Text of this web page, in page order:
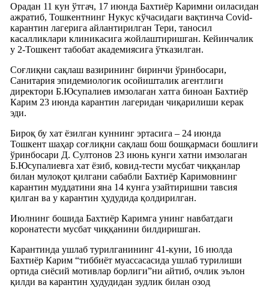
Орадан 11 кун ўтгач, 17 июнда Бахтиёр Каримни оиласидан
ажратиб, Тошкентнинг Нукус кўчасидаги вақтинча Covid-
карантин лагерига айлантирилган Тери, таносил
касалликлари клиникасига жойлаштиришган. Кейинчалик
у 2-Тошкент табобат академиясига ўтказилган.
Соғлиқни сақлаш вазирининг биринчи ўринбосари,
Санитария эпидемиологик осойишталик агентлиги
директори Б.Юсупалиев имзолаган хатга биноан Бахтиёр
Карим 23 июнда карантин лагеридан чиқарилиши керак
эди.
Бироқ бу хат ёзилган куннинг эртасига – 24 июнда
Тошкент шаҳар соғлиқни сақлаш бош бошқармаси бошлиғи
ўринбосари Д. Султонов 23 июнь кунги хатни имзолаган
Б.Юсупалиевга хат ёзиб, ковид-тести мусбат чиққанлар
билан мулоқот қилгани сабабли Бахтиёр Каримовнинг
карантин муддатини яна 14 кунга узайтиришни тавсия
қилган ва у карантин ҳудудида қолдирилган.
Июлнинг бошида Бахтиёр Каримга унинг навбатдаги
коронатести мусбат чиққанини билдиришган.
Карантинда ушлаб турилганининг 41-куни, 16 июлда
Бахтиёр Карим “тиббиёт муассасасида ушлаб турилиши
ортида сиёсий мотивлар борлиги”ни айтиб, очлик эълон
қилди ва карантин ҳудудидан зудлик билан озод